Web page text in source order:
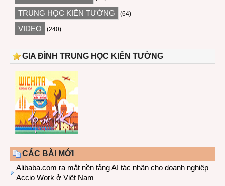
TRUNG HỌC KIẾN TƯỜNG (64)
VIDEO (240)
GIA ĐÌNH TRUNG HỌC KIẾN TƯỜNG
CÁC BÀI MỚI
Alibaba.com ra mắt nền tảng AI tác nhân cho doanh nghiệp
Accio Work ở Việt Nam